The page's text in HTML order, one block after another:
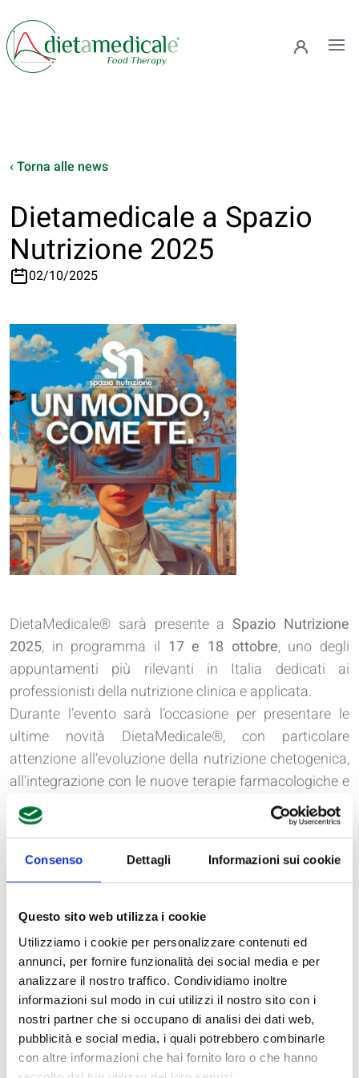
Consenso Dettagli Informazioni sui cookie
Questo sito web utilizza i cookie
Utilizziamo i cookie per personalizzare contenuti ed
annunci, per fornire funzionalità dei social media e per
analizzare il nostro traffico. Condividiamo inoltre
informazioni sul modo in cui utilizzi il nostro sito con i
nostri partner che si occupano di analisi dei dati web,
pubblicità e social media, i quali potrebbero combinarle
con altre informazioni che hai fornito loro o che hanno
‹ Torna alle news
Dietamedicale a Spazio
Nutrizione 2025
02/10/2025
DietaMedicale® sarà presente aSpazio Nutrizione
2025, in programma il 17 e 18 ottobre, uno degli
appuntamenti più rilevanti in Italia dedicati ai
professionisti della nutrizione clinica e applicata.
Durante l’evento sarà l’occasione per presentare le
ultime novità DietaMedicale®, con particolare
attenzione all’evoluzione della nutrizione chetogenica,
all’integrazione con le nuove terapie farmacologiche e
ai protocolli nutrizionali sempre più personalizzati. Un
momento di confronto diretto con nutrizionisti, medici
della nutrizione metabolica.
DietaMedicale® per i pazienti in terapia incretinica
agli strumenti operativi per la pratica clinica, inclusi gli
aggiornamenti del softwareKetoKal.
Spazio Nutrizione rappresenta da sempre un contesto
ideale per condividere esperienze, evidenze
scientifiche e applicazioni cliniche concrete. Anche
quest’anno DietaMedicale® parteciperà con l’obiettivo